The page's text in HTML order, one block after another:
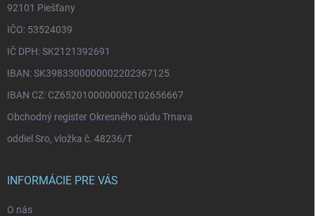
92101 Piešťany
IČO: 53524039
IČ DPH: SK2121392691
IBAN: SK3983300000002202367125
IBAN CZ: CZ6520100000002102656667
Obchodný register Okresného súdu Trnava
oddiel Sro, vložka č. 48236/T
INFORMÁCIE PRE VÁS
O nás